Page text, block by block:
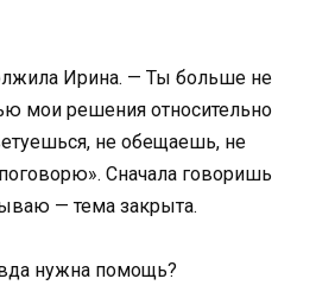
Ирина. — Ты больше не
мои решения относительно
не обещаешь, не
Сначала говоришь
— тема закрыта.
нужна помощь?